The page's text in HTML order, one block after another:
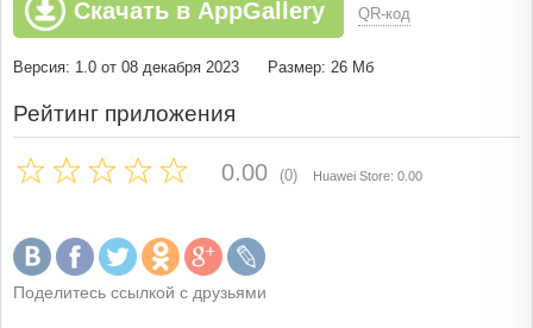
Скачать в AppGallery QR-код
Версия: 1.0 от 08 декабря 2023 Размер: 26 Мб
Рейтинг приложения
0.00 (0) Huawei Store: 0.00
Поделитесь ссылкой с друзьями